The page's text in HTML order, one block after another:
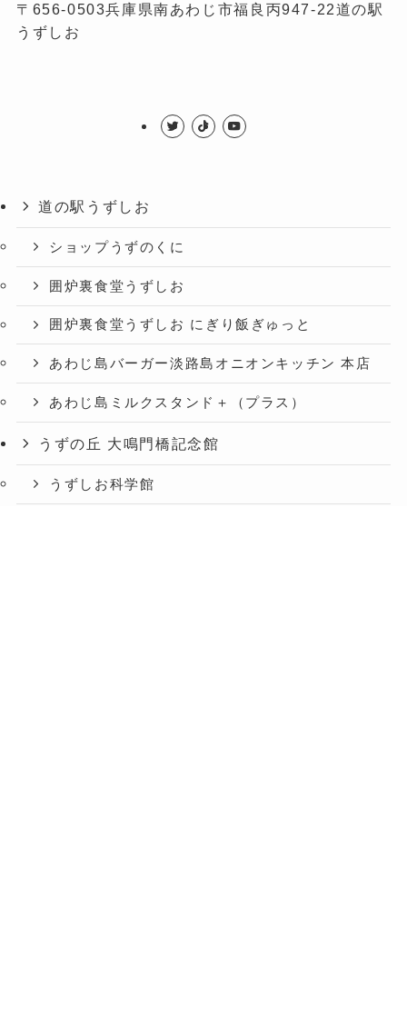
〒656-0503兵庫県南あわじ市福良丙947-22道の駅
うずしお
道の駅うずしお
ショップうずのくに
囲炉裏食堂うずしお
囲炉裏食堂うずしお にぎり飯ぎゅっと
あわじ島バーガー淡路島オニオンキッチン 本店
あわじ島ミルクスタンド＋（プラス）
うずの丘 大鳴門橋記念館
うずしお科学館